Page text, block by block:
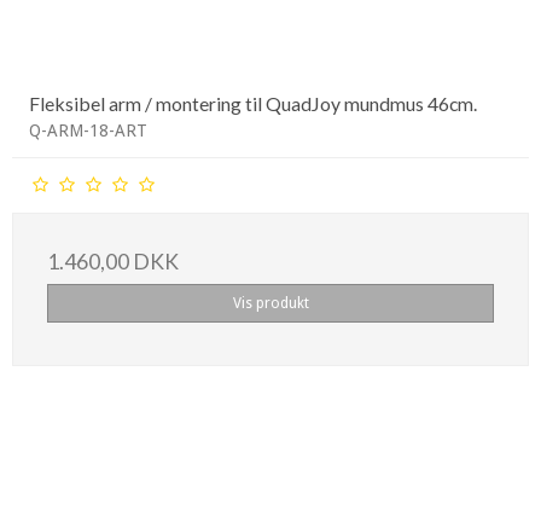
Fleksibel arm / montering til QuadJoy mundmus 46cm.
Q-ARM-18-ART
1.460,00 DKK
Vis produkt